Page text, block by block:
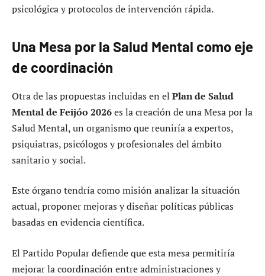
psicológica y protocolos de intervención rápida.
Una Mesa por la Salud Mental como eje
de coordinación
Otra de las propuestas incluidas en el Plan de Salud
Mental de Feijóo 2026es la creación de una Mesa por la
Salud Mental, un organismo que reuniría a expertos,
psiquiatras, psicólogos y profesionales del ámbito
sanitario y social.
Este órgano tendría como misión analizar la situación
actual, proponer mejoras y diseñar políticas públicas
basadas en evidencia científica.
El Partido Popular defiende que esta mesa permitiría
mejorar la coordinación entre administraciones y